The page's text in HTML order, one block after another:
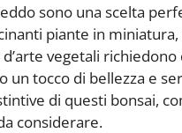
sono una scelta
piante in
vegetali
un tocco di bellezza e
di questi bonsai,
considerare.